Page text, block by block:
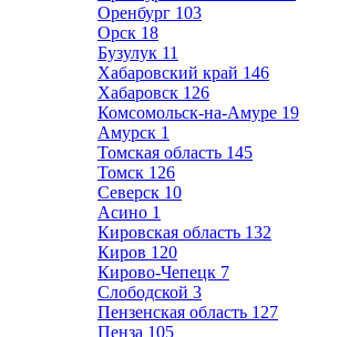
Оренбург 103
Орск 18
Бузулук 11
Хабаровский край 146
Хабаровск 126
Комсомольск-на-Амуре 19
Амурск 1
Томская область 145
Томск 126
Северск 10
Асино 1
Кировская область 132
Киров 120
Кирово-Чепецк 7
Слободской 3
Пензенская область 127
Пенза 105